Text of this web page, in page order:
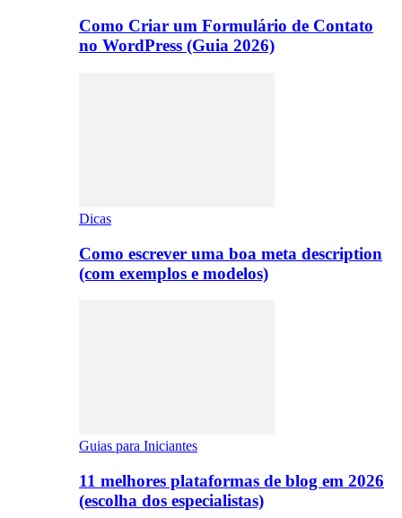
Como Criar um Formulário de Contato
no WordPress (Guia 2026)
Dicas
Como escrever uma boa meta description
(com exemplos e modelos)
Guias para Iniciantes
11 melhores plataformas de blog em 2026
(escolha dos especialistas)